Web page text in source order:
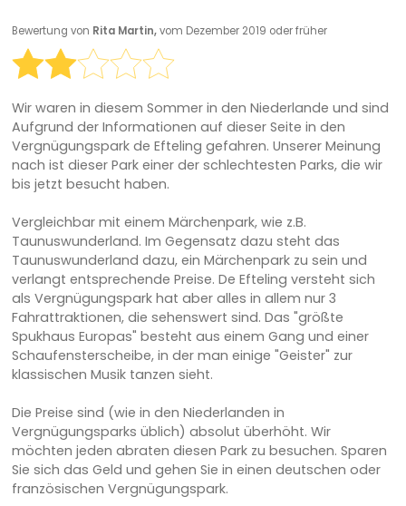
Bewertung von Rita Martin,vom Dezember 2019 oder früher
Wir waren in diesem Sommer in den Niederlande und sind
Aufgrund der Informationen auf dieser Seite in den
Vergnügungspark de Efteling gefahren. Unserer Meinung
nach ist dieser Park einer der schlechtesten Parks, die wir
bis jetzt besucht haben.
Vergleichbar mit einem Märchenpark, wie z.B.
Taunuswunderland. Im Gegensatz dazu steht das
Taunuswunderland dazu, ein Märchenpark zu sein und
verlangt entsprechende Preise. De Efteling versteht sich
als Vergnügungspark hat aber alles in allem nur 3
Fahrattraktionen, die sehenswert sind. Das "größte
Spukhaus Europas" besteht aus einem Gang und einer
Schaufensterscheibe, in der man einige "Geister" zur
klassischen Musik tanzen sieht.
Die Preise sind (wie in den Niederlanden in
Vergnügungsparks üblich) absolut überhöht. Wir
möchten jeden abraten diesen Park zu besuchen. Sparen
Sie sich das Geld und gehen Sie in einen deutschen oder
französischen Vergnügungspark.